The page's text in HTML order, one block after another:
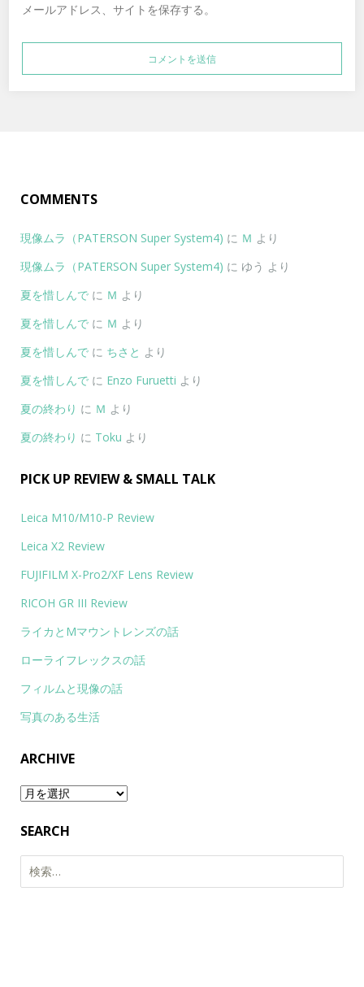
メールアドレス、サイトを保存する。
COMMENTS
現像ムラ（PATERSON Super System4) に Ｍ より
現像ムラ（PATERSON Super System4) に ゆう より
夏を惜しんで に Ｍ より
夏を惜しんで に Ｍ より
夏を惜しんで に ちさと より
夏を惜しんで に Enzo Furuetti より
夏の終わり に Ｍ より
夏の終わり に Toku より
PICK UP REVIEW & SMALL TALK
Leica M10/M10-P Review
Leica X2 Review
FUJIFILM X-Pro2/XF Lens Review
RICOH GR III Review
ライカとMマウントレンズの話
ローライフレックスの話
フィルムと現像の話
写真のある生活
ARCHIVE
Archive
SEARCH
索: